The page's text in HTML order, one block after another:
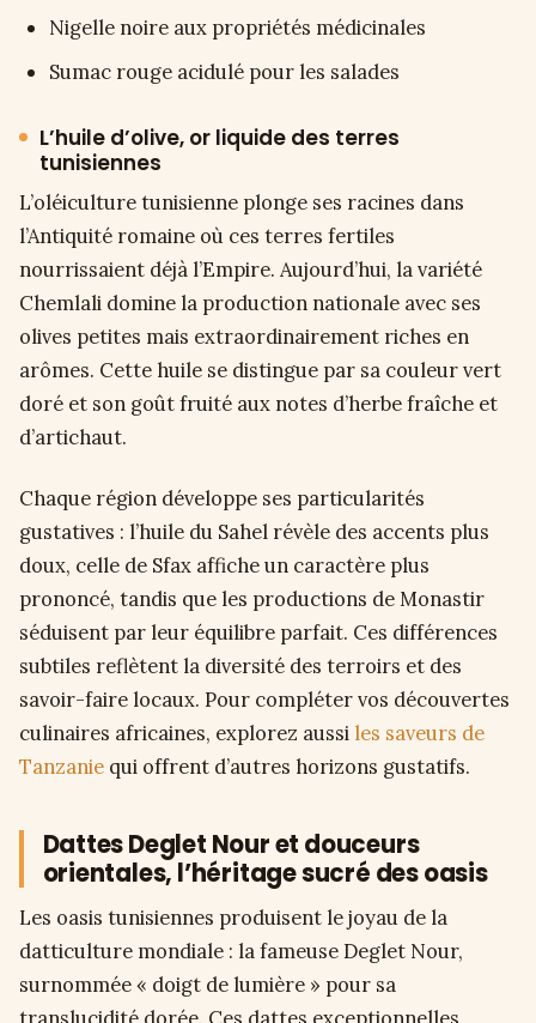
Nigelle noire aux propriétés médicinales
Sumac rouge acidulé pour les salades
L’huile d’olive, or liquide des terres
tunisiennes
L’oléiculture tunisienne plonge ses racines dans
l’Antiquité romaine où ces terres fertiles
nourrissaient déjà l’Empire. Aujourd’hui, la variété
Chemlali domine la production nationale avec ses
olives petites mais extraordinairement riches en
arômes. Cette huile se distingue par sa couleur vert
doré et son goût fruité aux notes d’herbe fraîche et
d’artichaut.
Chaque région développe ses particularités
gustatives : l’huile du Sahel révèle des accents plus
doux, celle de Sfax affiche un caractère plus
prononcé, tandis que les productions de Monastir
séduisent par leur équilibre parfait. Ces différences
subtiles reflètent la diversité des terroirs et des
savoir-faire locaux. Pour compléter vos découvertes
culinaires africaines, explorez aussi les saveurs de
Tanzanie qui offrent d’autres horizons gustatifs.
Dattes Deglet Nour et douceurs
orientales, l’héritage sucré des oasis
Les oasis tunisiennes produisent le joyau de la
datticulture mondiale : la fameuse Deglet Nour,
surnommée « doigt de lumière » pour sa